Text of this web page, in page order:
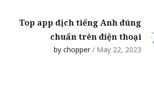
Top app dịch tiếng Anh đúng
chuẩn trên điện thoại
by chopper/ May 22, 2023